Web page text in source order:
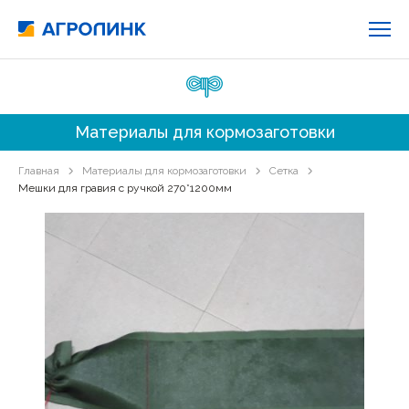
Материалы для кормозаготовки
Главная Материалы для кормозаготовки
Сетка
Мешки для гравия с ручкой 270*1200мм